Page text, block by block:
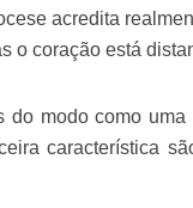
acredita
o coração está
do modo como
característica